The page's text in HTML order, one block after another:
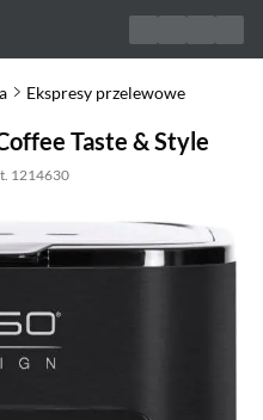
Ekspresy przelewowe
Taste & Style
1214630